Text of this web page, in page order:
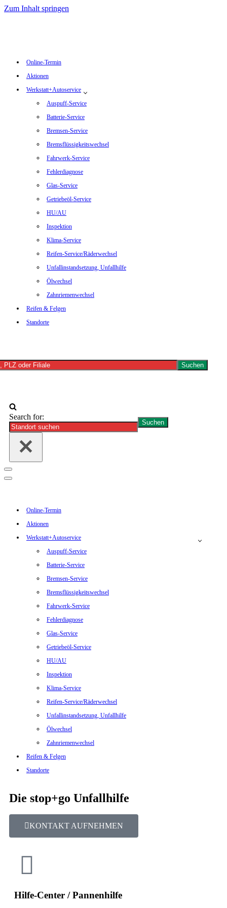
Zum Inhalt springen
Online-Termin
Aktionen
Werkstatt+Autoservice
Auspuff-Service
Batterie-Service
Bremsen-Service
Bremsflüssigkeitswechsel
Fahrwerk-Service
Fehlerdiagnose
Glas-Service
Getriebeöl-Service
HU/AU
Inspektion
Klima-Service
Reifen-Service/Räderwechsel
Unfallinstandsetzung, Unfallhilfe
Ölwechsel
Zahnriemenwechsel
Reifen & Felgen
Standorte
Search for:
Online-Termin
Aktionen
Werkstatt+Autoservice
Auspuff-Service
Batterie-Service
Bremsen-Service
Bremsflüssigkeitswechsel
Fahrwerk-Service
Fehlerdiagnose
Glas-Service
Getriebeöl-Service
HU/AU
Inspektion
Klima-Service
Reifen-Service/Räderwechsel
Unfallinstandsetzung, Unfallhilfe
Ölwechsel
Zahnriemenwechsel
Reifen & Felgen
Standorte
Die stop+go Unfallhilfe
KONTAKT AUFNEHMEN
Hilfe-Center / Pannenhilfe